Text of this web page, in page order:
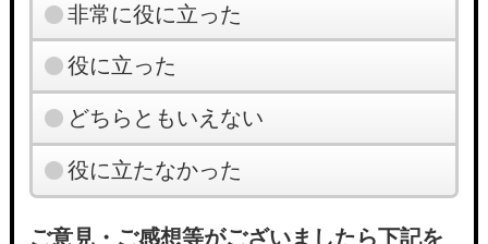
非常に役に立った
役に立った
どちらともいえない
役に立たなかった
ご意見・ご感想等がございましたら下記を